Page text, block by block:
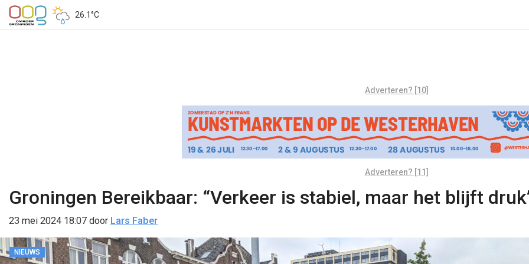
26.1°C
Adverteren? [10]
Adverteren? [11]
Groningen Bereikbaar: “Verkeer is stabiel, maar het blijft
23 mei 2024 18:07 door Lars Faber
NIEUWS